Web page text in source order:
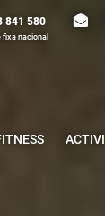
841 580
fixa nacional